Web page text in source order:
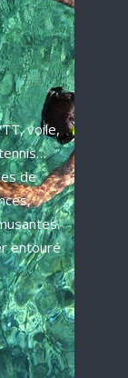
voile,
de
entouré